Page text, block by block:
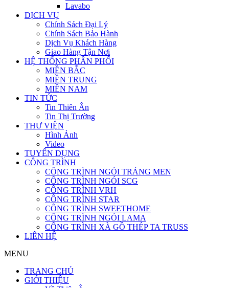
Lavabo
DỊCH VỤ
Chính Sách Đại Lý
Chính Sách Bảo Hành
Dịch Vụ Khách Hàng
Giao Hàng Tận Nơi
HỆ THỐNG PHÂN PHỐI
MIỀN BẮC
MIỀN TRUNG
MIỀN NAM
TIN TỨC
Tin Thiên Ân
Tin Thị Trường
THƯ VIỆN
Hình Ảnh
Video
TUYỂN DỤNG
CÔNG TRÌNH
CÔNG TRÌNH NGÓI TRÁNG MEN
CÔNG TRÌNH NGÓI SCG
CÔNG TRÌNH VRH
CÔNG TRÌNH STAR
CÔNG TRÌNH SWEETHOME
CÔNG TRÌNH NGÓI LAMA
CÔNG TRÌNH XÀ GỒ THÉP TA TRUSS
LIÊN HỆ
MENU
TRANG CHỦ
GIỚI THIỆU